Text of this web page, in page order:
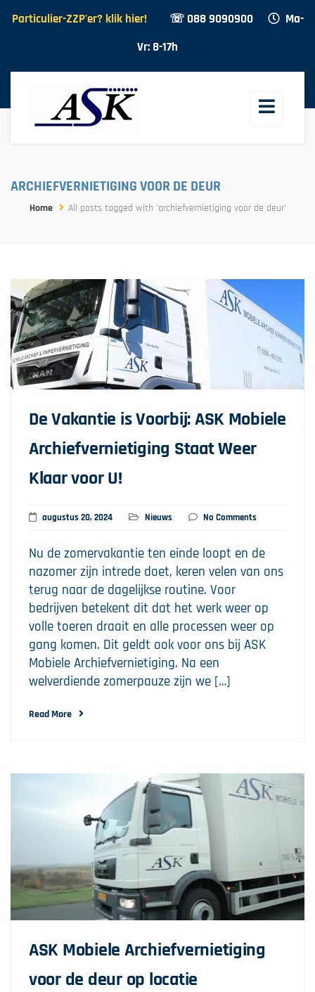
Particulier-ZZP'er? klik hier! ☏ 088 9090900
Ma-
Vr: 8-17h
ARCHIEFVERNIETIGING VOOR DE DEUR
Home All posts tagged with 'archiefvernietiging voor de deur'
De Vakantie is Voorbij: ASK Mobiele
Archiefvernietiging Staat Weer
Klaar voor U!
augustus 20, 2024 Nieuws No Comments
Nu de zomervakantie ten einde loopt en de
nazomer zijn intrede doet, keren velen van ons
terug naar de dagelijkse routine. Voor
bedrijven betekent dit dat het werk weer op
volle toeren draait en alle processen weer op
gang komen. Dit geldt ook voor ons bij ASK
Mobiele Archiefvernietiging. Na een
welverdiende zomerpauze zijn we […]
Read More
ASK Mobiele Archiefvernietiging
voor de deur op locatie